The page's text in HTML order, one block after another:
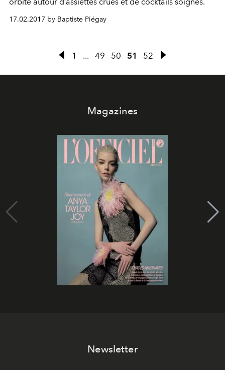
17.02.2017 by Baptiste Piégay
1 ... 49 50 51 52
Magazines
Newsletter